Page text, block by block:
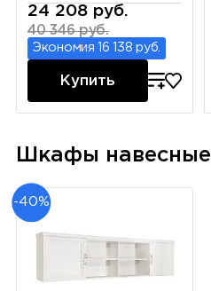
24 208 руб.
40 346 руб.
Экономия 16 138 руб.
Купить
Шкафы навесные
-40%